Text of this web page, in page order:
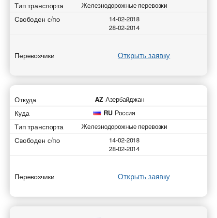
Тип транспорта Железнодорожные перевозки
Свободен с/по
14-02-2018
28-02-2014
Перевозчики Открыть заявку
Откуда AZ Азербайджан
Куда RU Россия
Тип транспорта Железнодорожные перевозки
Свободен с/по
14-02-2018
28-02-2014
Перевозчики Открыть заявку